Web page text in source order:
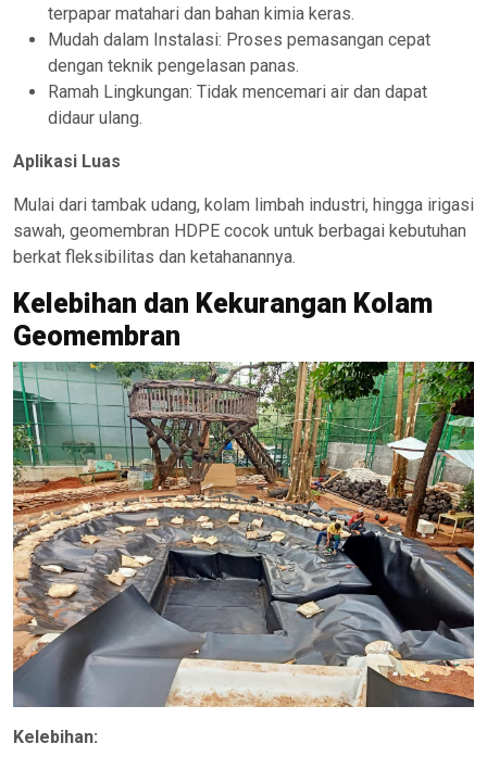
terpapar matahari dan bahan kimia keras.
Mudah dalam Instalasi: Proses pemasangan cepat
dengan teknik pengelasan panas.
Ramah Lingkungan: Tidak mencemari air dan dapat
didaur ulang.
Aplikasi Luas
Mulai dari tambak udang, kolam limbah industri, hingga irigasi
sawah, geomembran HDPE cocok untuk berbagai kebutuhan
berkat fleksibilitas dan ketahanannya.
Kelebihan dan Kekurangan Kolam
Geomembran
Kelebihan: